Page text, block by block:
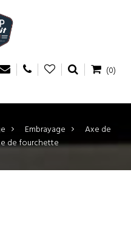
(0)
> Embrayage >
Axe de
de fourchette